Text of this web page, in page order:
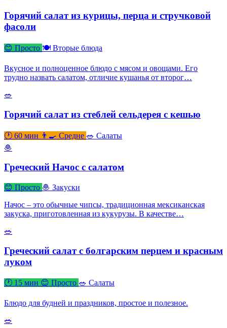
Горячий салат из курицы, перца и стручковой
фасоли
😊 Просто 🍽 Вторые блюда
Вкусное и полноценное блюдо с мясом и овощами. Его
трудно назвать салатом, отличие кушанья от второг…
🥗
Горячий салат из стеблей сельдерея с кешью
🕐 60 мин 👨‍🍳 Средне 🥗 Салаты
🧆
Греческий Начос с салатом
😊 Просто 🧆 Закуски
Начос – это обычные чипсы, традиционная мексиканская
закуска, приготовленная из кукурузы. В качестве…
🥗
Греческий салат с болгарским перцем и красным
луком
🕐 15 мин 😊 Просто 🥗 Салаты
Блюдо для будней и праздников, простое и полезное.
🥗